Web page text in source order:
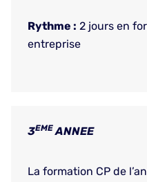
Rythme : 2 jours en
entreprise
3EMEANNEE
La formation CP de